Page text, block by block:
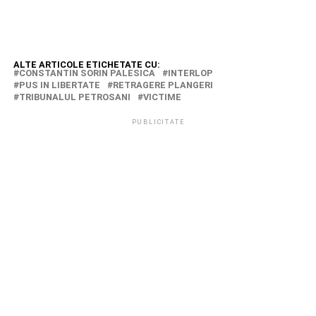
ALTE ARTICOLE ETICHETATE CU:
CONSTANTIN SORIN PALESICA
INTERLOP
PUS IN LIBERTATE
RETRAGERE PLANGERI
TRIBUNALUL PETROSANI
VICTIME
PUBLICITATE